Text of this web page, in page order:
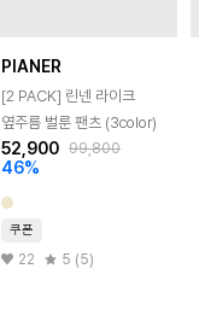
PIANER
[2 PACK] 린넨 라이크
옆주름 벌룬 팬츠 (3color)
52,900 99,800
46%
쿠폰
22 5 (5)